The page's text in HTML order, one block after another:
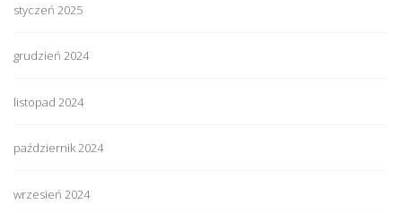
styczeń 2025
grudzień 2024
listopad 2024
październik 2024
wrzesień 2024